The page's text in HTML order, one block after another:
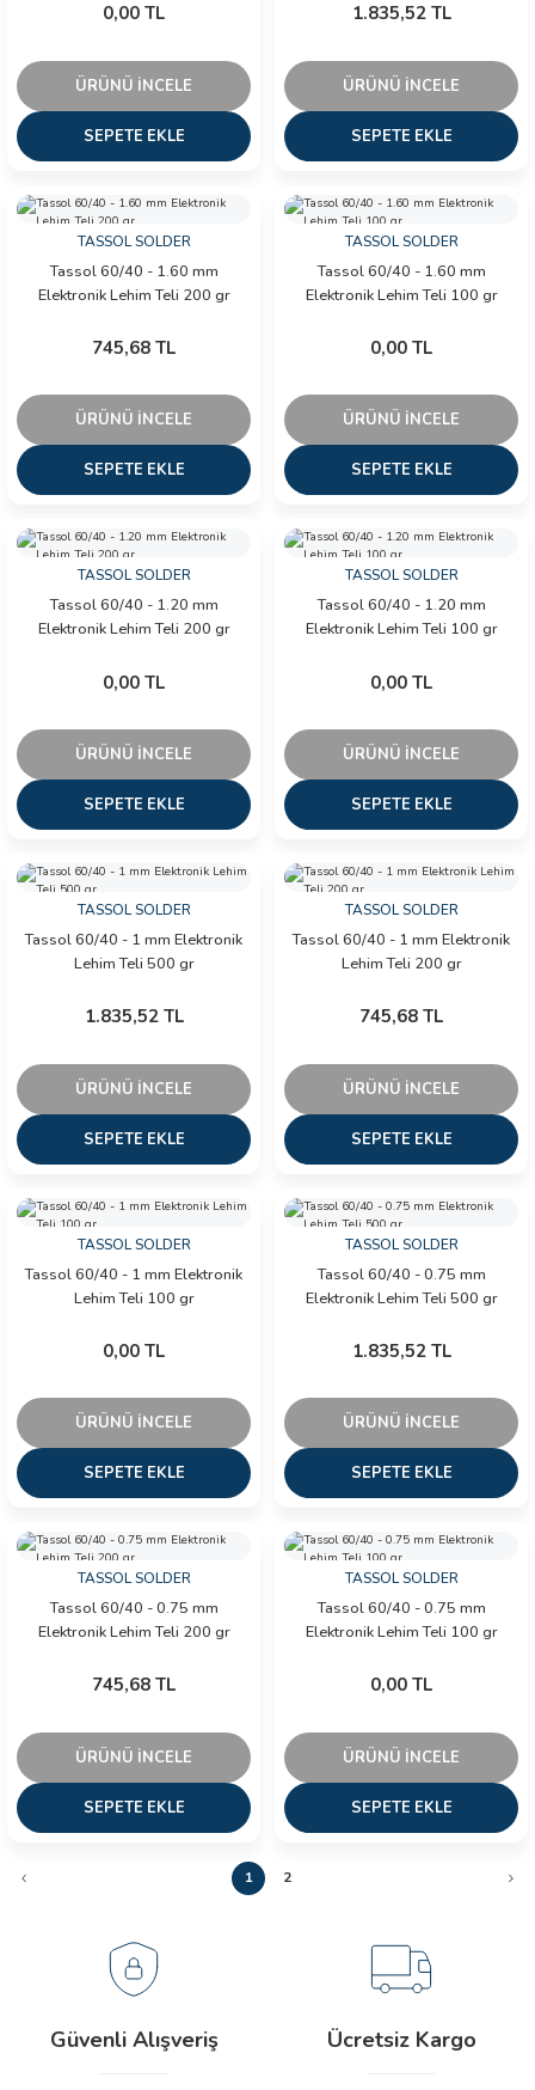
0,00 TL
ÜRÜNÜ İNCELE
SEPETE EKLE
1.835,52 TL
ÜRÜNÜ İNCELE
SEPETE EKLE
TASSOL SOLDER
Tassol 60/40 - 1.60 mm
Elektronik Lehim Teli 200 gr
745,68 TL
ÜRÜNÜ İNCELE
SEPETE EKLE
TASSOL SOLDER
Tassol 60/40 - 1.60 mm
Elektronik Lehim Teli 100 gr
0,00 TL
ÜRÜNÜ İNCELE
SEPETE EKLE
TASSOL SOLDER
Tassol 60/40 - 1.20 mm
Elektronik Lehim Teli 200 gr
0,00 TL
ÜRÜNÜ İNCELE
SEPETE EKLE
TASSOL SOLDER
Tassol 60/40 - 1.20 mm
Elektronik Lehim Teli 100 gr
0,00 TL
ÜRÜNÜ İNCELE
SEPETE EKLE
TASSOL SOLDER
Tassol 60/40 - 1 mm Elektronik
Lehim Teli 500 gr
1.835,52 TL
ÜRÜNÜ İNCELE
SEPETE EKLE
TASSOL SOLDER
Tassol 60/40 - 1 mm Elektronik
Lehim Teli 200 gr
745,68 TL
ÜRÜNÜ İNCELE
SEPETE EKLE
TASSOL SOLDER
Tassol 60/40 - 1 mm Elektronik
Lehim Teli 100 gr
0,00 TL
ÜRÜNÜ İNCELE
SEPETE EKLE
TASSOL SOLDER
Tassol 60/40 - 0.75 mm
Elektronik Lehim Teli 500 gr
1.835,52 TL
ÜRÜNÜ İNCELE
SEPETE EKLE
TASSOL SOLDER
Tassol 60/40 - 0.75 mm
Elektronik Lehim Teli 200 gr
745,68 TL
ÜRÜNÜ İNCELE
SEPETE EKLE
TASSOL SOLDER
Tassol 60/40 - 0.75 mm
Elektronik Lehim Teli 100 gr
0,00 TL
ÜRÜNÜ İNCELE
SEPETE EKLE
1 2
Güvenli Alışveriş Ücretsiz Kargo